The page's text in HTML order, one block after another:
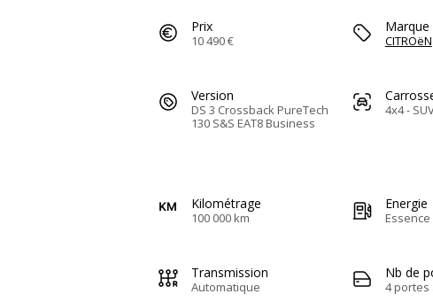
Prix
10 490 €
Marque
CITROëN
Version
DS 3 Crossback PureTech
130 S&S EAT8 Business
4x4 -
Kilométrage
100 000 km
Energie
Essence
Transmission
Automatique
Nb de
4 portes